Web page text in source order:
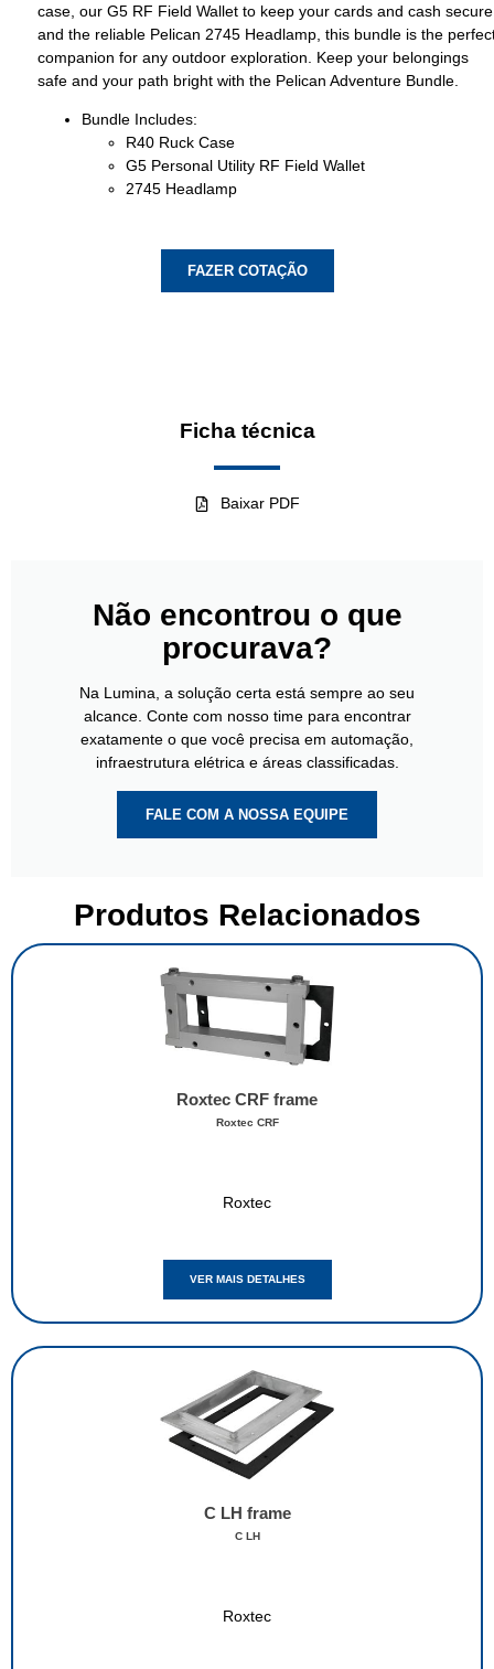
case, our G5 RF Field Wallet to keep your cards and cash
and the reliable Pelican 2745 Headlamp, this bundle is the
companion for any outdoor exploration. Keep your belongings
safe and your path bright with the Pelican Adventure Bundle.
Bundle Includes:
R40 Ruck Case
G5 Personal Utility RF Field Wallet
2745 Headlamp
FAZER COTAÇÃO
Ficha técnica
Baixar PDF
Não encontrou o que
procurava?
Na Lumina, a solução certa está sempre ao seu
alcance. Conte com nosso time para encontrar
exatamente o que você precisa em automação,
infraestrutura elétrica e áreas classificadas.
FALE COM A NOSSA EQUIPE
Produtos Relacionados
Roxtec CRF frame
Roxtec CRF
Roxtec
VER MAIS DETALHES
C LH frame
C LH
Roxtec